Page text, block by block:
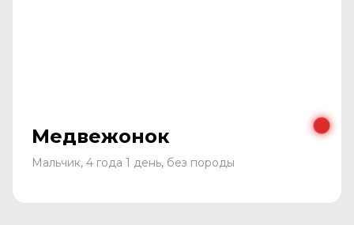
Медвежонок
Мальчик, 4 года 1 день, без породы